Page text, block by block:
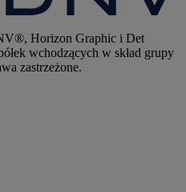
Horizon Graphic i Det
wchodzących w skład grupy
zastrzeżone.